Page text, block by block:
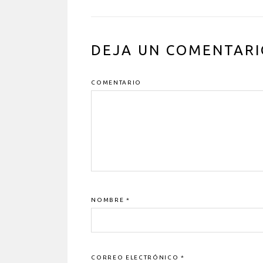
INTERACCIONES
LECTOR
DEJA UN
COMENTARIO
NOMBRE *
CORREO ELECTRÓNICO *